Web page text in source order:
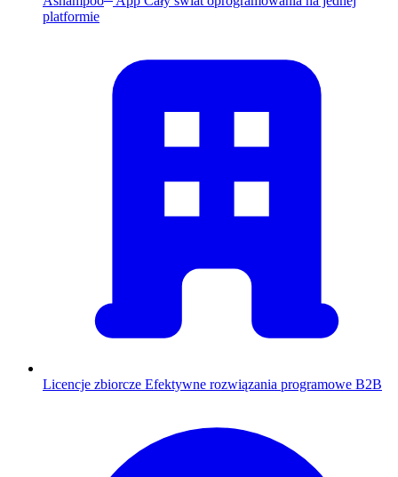
platformie
Licencje zbiorcze Efektywne rozwiązania programowe B2B